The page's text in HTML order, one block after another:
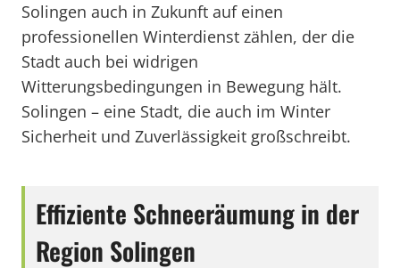
Solingen auch in Zukunft auf einen
professionellen Winterdienst zählen, der die
Stadt auch bei widrigen
Witterungsbedingungen in Bewegung hält.
Solingen – eine Stadt, die auch im Winter
Sicherheit und Zuverlässigkeit großschreibt.
Effiziente Schneeräumung in der
Region Solingen